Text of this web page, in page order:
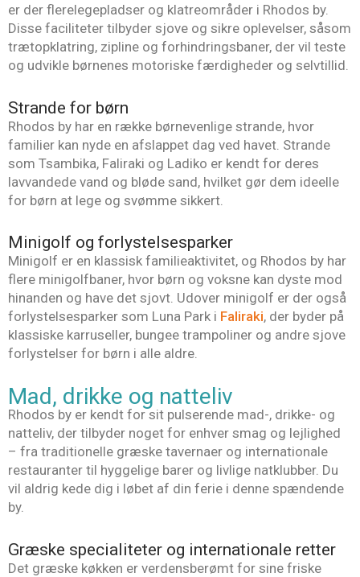
er der flerelegepladser og klatreområder i Rhodos by.
Disse faciliteter tilbyder sjove og sikre oplevelser, såsom
trætopklatring, zipline og forhindringsbaner, der vil teste
og udvikle børnenes motoriske færdigheder og selvtillid.
Strande for børn
Rhodos by har en række børnevenlige strande, hvor
familier kan nyde en afslappet dag ved havet. Strande
som Tsambika, Faliraki og Ladiko er kendt for deres
lavvandede vand og bløde sand, hvilket gør dem ideelle
for børn at lege og svømme sikkert.
Minigolf og forlystelsesparker
Minigolf er en klassisk familieaktivitet, og Rhodos by har
flere minigolfbaner, hvor børn og voksne kan dyste mod
hinanden og have det sjovt. Udover minigolf er der også
forlystelsesparker som Luna Park i Faliraki, der byder på
klassiske karruseller, bungee trampoliner og andre sjove
forlystelser for børn i alle aldre.
Mad, drikke og natteliv
Rhodos by er kendt for sit pulserende mad-, drikke- og
natteliv, der tilbyder noget for enhver smag og lejlighed
– fra traditionelle græske tavernaer og internationale
restauranter til hyggelige barer og livlige natklubber. Du
vil aldrig kede dig i løbet af din ferie i denne spændende
by.
Græske specialiteter og internationale retter
Det græske køkken er verdensberømt for sine friske